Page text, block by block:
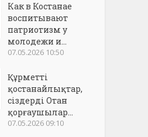
Как в Костанае
воспитывают
патриотизм у
молодежи и...
07.05.2026 10:50
Құрметті
қостанайлықтар,
сіздерді Отан
қорғаушылар...
07.05.2026 09:10